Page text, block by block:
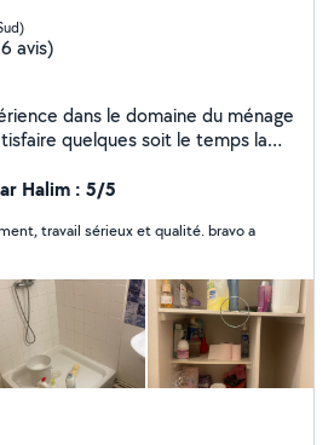
avis)
dans le domaine du ménage
quelques soit le temps la
Halim : 5/5
travail sérieux et qualité. bravo a